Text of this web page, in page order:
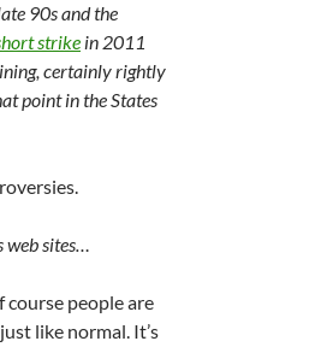
90s and the
strike in 2011
certainly rightly
point in the States
web sites…
course people are
like normal. It’s